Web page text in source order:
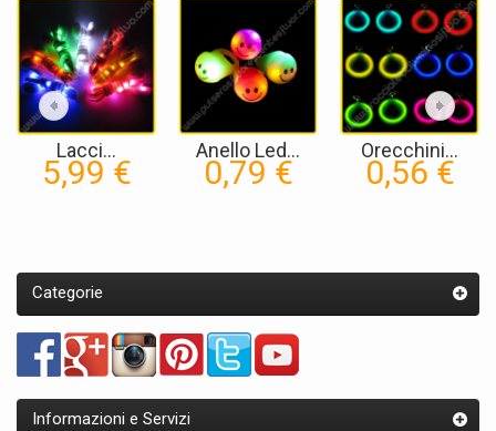
Lacci...
5,99 €
Anello Led...
0,79 €
Orecchini...
0,56 €
Categorie
Informazioni e Servizi